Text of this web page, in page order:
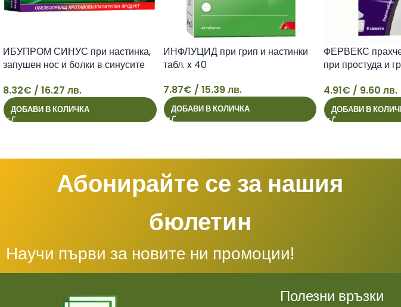
ИБУПРОМ СИНУС при настинка,
запушен нос и болки в синусите
8.32€ / 16.27 лв.
ДОБАВИ В КОЛИЧКА
ИНФЛУЦИД при грип и настинки
табл. x 40
7.87€ / 15.39 лв.
ДОБАВИ В КОЛИЧКА
ФЕРВЕКС
при простуда и
4.91€ / 9.60 лв.
ДОБАВИ В
Абонирайте се за нашия
бюлетин
Научи първи за новите ни промоции!
Полезни връзки